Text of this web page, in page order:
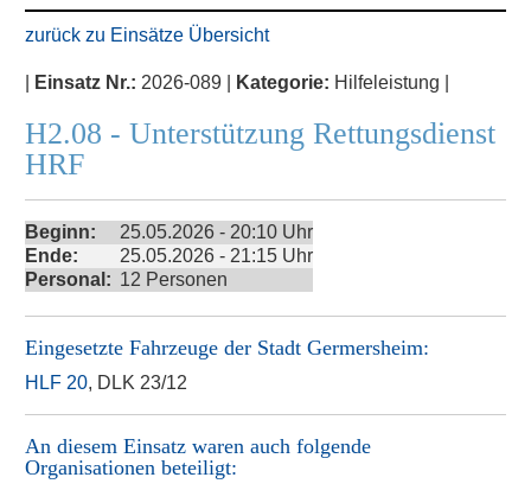
zurück zu Einsätze Übersicht
Einsatz Nr.: 2026-089 | Kategorie: Hilfeleistung |
H2.08 - Unterstützung Rettungsdienst
HRF
Beginn:
25.05.2026 - 20:10 Uhr
Ende:
25.05.2026 - 21:15 Uhr
Personal: 12 Personen
Eingesetzte Fahrzeuge der Stadt Germersheim:
HLF 20, DLK 23/12
An diesem Einsatz waren auch folgende
Organisationen beteiligt: